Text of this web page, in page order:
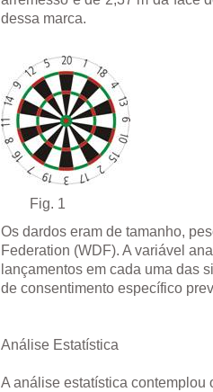
dessa marca.
Fig. 1
Os dardos eram de tamanho,
Federation (WDF). A variável
lançamentos em cada uma das
de consentimento específico
Análise Estatística
A análise estatística contemplou